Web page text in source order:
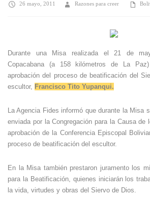
26 mayo, 2011 Razones para creer
Durante una Misa realizada el 21 de
Copacabana (a 158 kilómetros de La
aprobación del proceso de beatificación del
escultor, Francisco Tito Yupanqui.
La Agencia Fides informó que durante la Misa
enviada por la Congregación para la Causa
aprobación de la Conferencia Episcopal
proceso de beatificación del escultor.
En la Misa también prestaron juramento los
para la Beatificación, quienes iniciarán los
la vida, virtudes y obras del Siervo de Dios.